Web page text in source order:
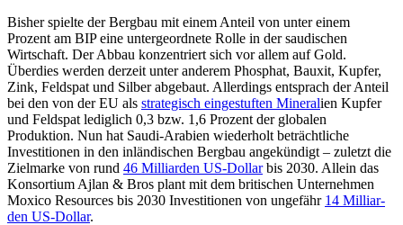
Bisher spielte der Bergbau mit einem Anteil von unter einem
Prozent am BIP eine untergeordnete Rolle in der saudischen
Wirtschaft. Der Abbau konzentriert sich vor allem auf Gold.
Überdies werden derzeit unter anderem Phosphat, Bauxit, Kupfer,
Zink, Feldspat und Silber abgebaut. Aller­dings entsprach der Anteil
bei den von der EU als strategisch eingestuften Mineralien Kupfer
und Feldspat lediglich 0,3 bzw. 1,6 Prozent der globalen
Produktion. Nun hat Saudi-Arabien wiederholt beträchtliche
Investitio­nen in den inländischen Bergbau angekündigt – zuletzt die
Zielmarke von rund 46 Milliarden US-Dollarbis 2030. Allein das
Konsortium Ajlan & Bros plant mit dem bri­tischen Unternehmen
Moxico Resources bis 2030 Investitionen von un­gefähr 14 Milliar­
den US-Dollar.